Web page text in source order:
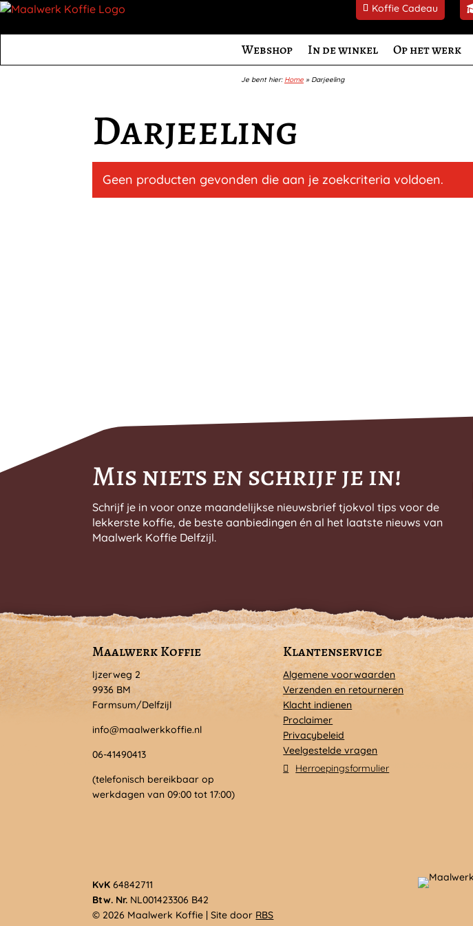
Koffie Cadeau
Webshop In de winkel Op het werk
Je bent hier: Home » Darjeeling
Darjeeling
Geen producten gevonden die aan je zoekcriteria voldoen.
Mis niets en schrijf je in!
Schrijf je in voor onze maandelijkse nieuwsbrief tjokvol tips voor de
lekkerste koffie, de beste aanbiedingen én al het laatste nieuws van
Maalwerk Koffie Delfzijl.
Maalwerk Koffie
Ijzerweg 2
9936 BM
Farmsum/Delfzijl
info@maalwerkkoffie.nl
06-41490413
(telefonisch bereikbaar op
werkdagen van 09:00 tot 17:00)
Klantenservice
Algemene voorwaarden
Verzenden en retourneren
Klacht indienen
Proclaimer
Privacybeleid
Veelgestelde vragen
Herroepingsformulier
KvK 64842711
Btw. Nr. NL001423306 B42
© 2026 Maalwerk Koffie | Site door RBS